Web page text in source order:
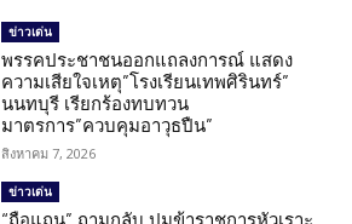
ข่าวเด่น
พรรคประชาชนออกแถลงการณ์ แสดง
ความเสียใจเหตุ”โรงเรียนเทพศิรินทร์”
นนทบุรี เรียกร้องทบทวน
มาตรการ”ควบคุมอาวุธปืน”
สิงหาคม 7, 2026
ข่าวเด่น